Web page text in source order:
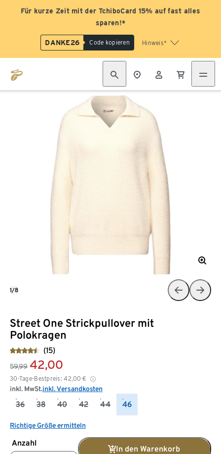
Für kurze Zeit mit der TchiboCard 15% auf fast alles
sparen!*
DANKE26 Code kopieren Hinweis*
Street One Strickpullover mit
Polokragen
(15)
59,99 42,00
30-Tage-Bestpreis: 42,00 €
inkl. MwSt.inkl. Versandkosten
36 38 40 42 44 46
Richtige Größe ermitteln
Anzahl
In den Warenkorb
1/8